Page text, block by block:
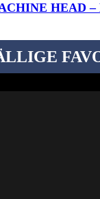
HEAD –